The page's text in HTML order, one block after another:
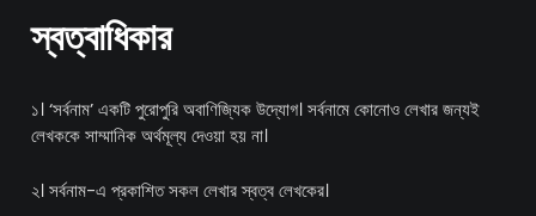
স্বত্বাধিকার
১। ‘সর্বনাম’ একটি পুরোপুরি অবাণিজ্যিক উদ্যোগ। সর্বনামে কোনোও লেখার জন্যই
লেখককে সাম্মানিক অর্থমূল্য দেওয়া হয় না।
২। সর্বনাম-এ প্রকাশিত সকল লেখার স্বত্ব লেখকের।